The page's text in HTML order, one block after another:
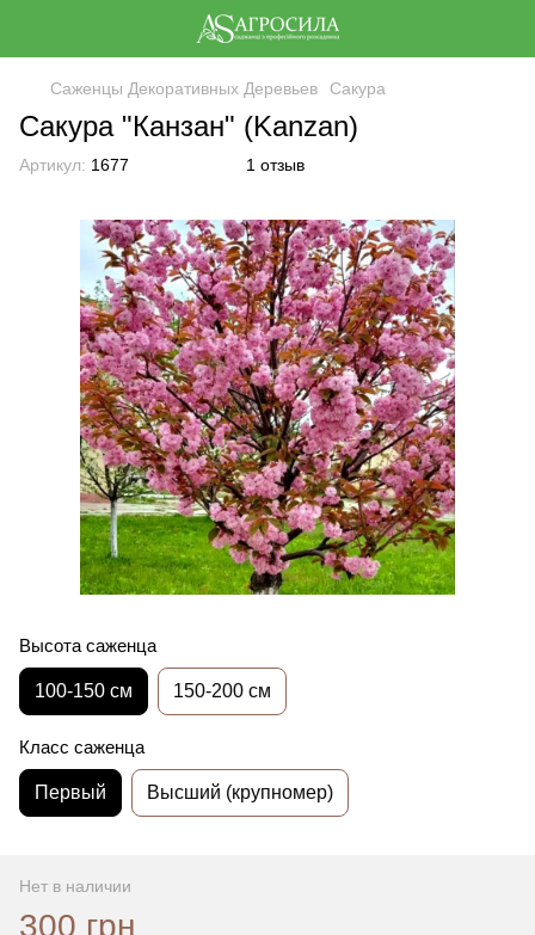
Саженцы Декоративных Деревьев Сакура
Сакура "Канзан" (Kanzan)
Артикул: 1677 1 отзыв
Высота саженца
100-150 см 150-200 см
Класс саженца
Первый Высший (крупномер)
Нет в наличии
300 грн